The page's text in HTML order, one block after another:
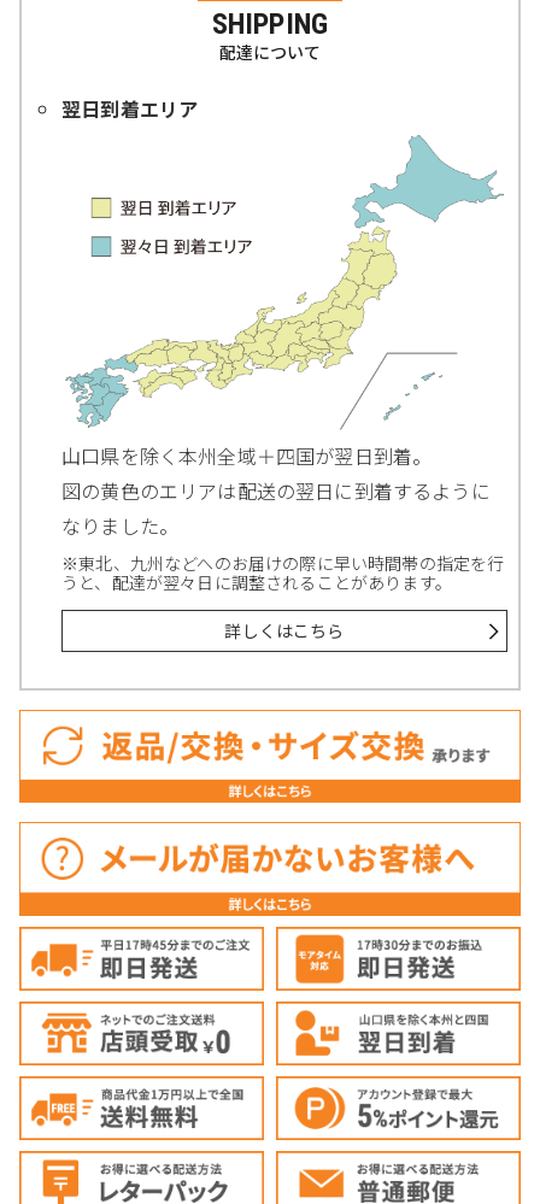
SHIPPING
配達について
翌日到着エリア
山口県を除く本州全域＋四国が翌日到着。
図の黄色のエリアは配送の翌日に到着するように
なりました。
※東北、九州などへのお届けの際に早い時間帯の指定を行
うと、配達が翌々日に調整されることがあります。
詳しくはこちら